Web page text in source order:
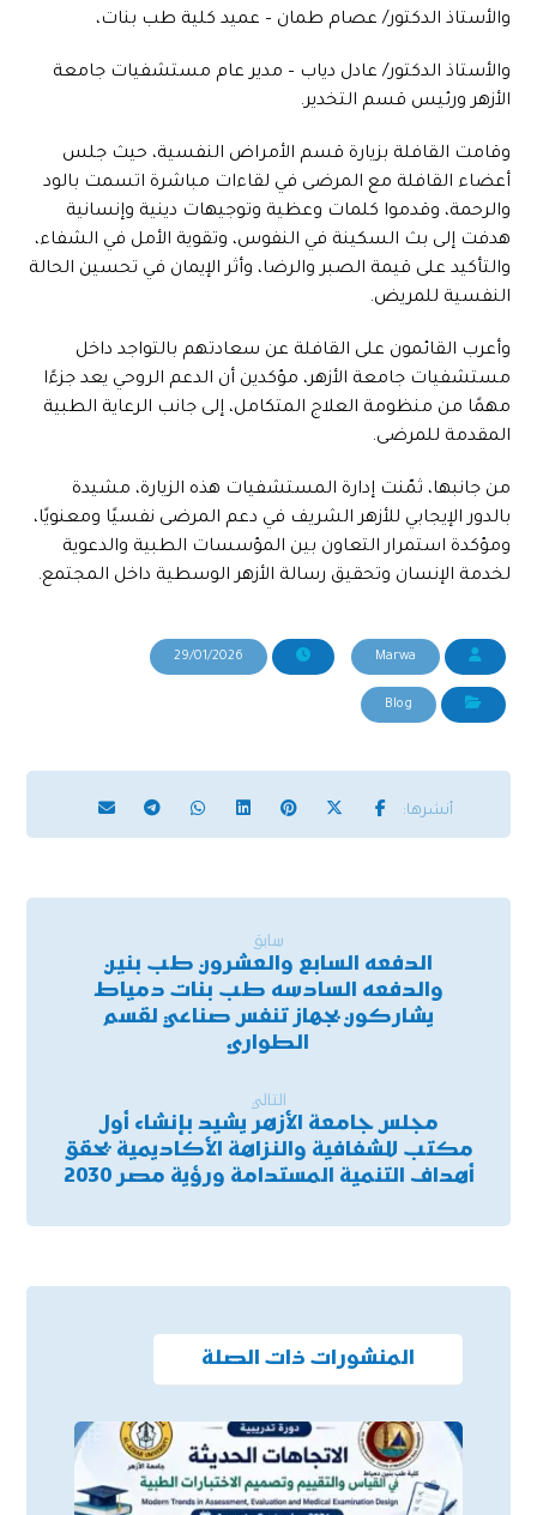
والأستاذ الدكتور/ عصام طمان – عميد كلية طب بنات،
والأستاذ الدكتور/ عادل دياب – مدير عام مستشفيات جامعة
الأزهر ورئيس قسم التخدير.
وقامت القافلة بزيارة قسم الأمراض النفسية، حيث جلس
أعضاء القافلة مع المرضى في لقاءات مباشرة اتسمت بالود
والرحمة، وقدموا كلمات وعظية وتوجيهات دينية وإنسانية
هدفت إلى بث السكينة في النفوس، وتقوية الأمل في الشفاء،
والتأكيد على قيمة الصبر والرضا، وأثر الإيمان في تحسين الحالة
النفسية للمريض.
وأعرب القائمون على القافلة عن سعادتهم بالتواجد داخل
مستشفيات جامعة الأزهر، مؤكدين أن الدعم الروحي يعد جزءًا
مهمًا من منظومة العلاج المتكامل، إلى جانب الرعاية الطبية
المقدمة للمرضى.
من جانبها، ثمّنت إدارة المستشفيات هذه الزيارة، مشيدة
بالدور الإيجابي للأزهر الشريف في دعم المرضى نفسيًا ومعنويًا،
ومؤكدة استمرار التعاون بين المؤسسات الطبية والدعوية
لخدمة الإنسان وتحقيق رسالة الأزهر الوسطية داخل المجتمع.
Marwa
29/01/2026
Blog
سابق
الدفعه السابع والعشرون طب بنين
والدفعه السادسه طب بنات دمياط
يشاركون بجهاز تنفس صناعي لقسم
الطوارئ
التالي
مجلس جامعة الأزهر يشيد بإنشاء أول
مكتب للشفافية والنزاهة الأكاديمية يحقق
أهداف التنمية المستدامة ورؤية مصر 2030
المنشورات ذات الصلة